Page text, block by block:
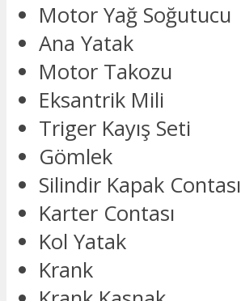
Motor Yağ Soğutucu
Ana Yatak
Motor Takozu
Eksantrik Mili
Triger Kayış Seti
Gömlek
Silindir Kapak Contası
Karter Contası
Kol Yatak
Krank